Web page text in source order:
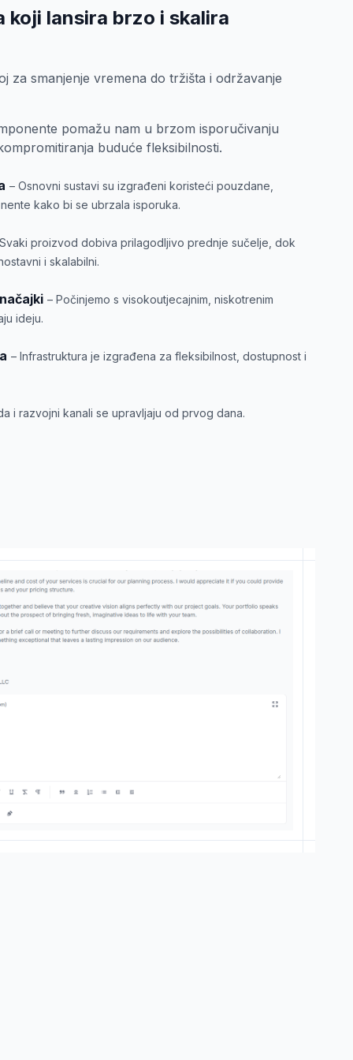
koji lansira brzo i skalira
za smanjenje vremena do tržišta i održavanje
pomažu nam u brzom isporučivanju
buduće fleksibilnosti.
– Osnovni sustavi su izgrađeni koristeći pouzdane,
kako bi se ubrzala isporuka.
proizvod dobiva prilagodljivo prednje sučelje, dok
i skalabilni.
– Počinjemo s visokoutjecajnim, niskotrenim
ideju.
– Infrastruktura je izgrađena za fleksibilnost, dostupnost i
i razvojni kanali se upravljaju od prvog dana.